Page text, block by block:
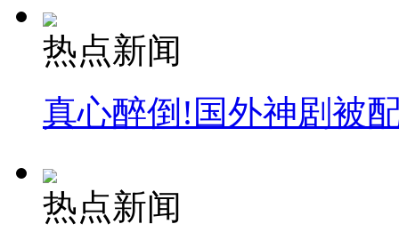
热点新闻
真心醉倒!国外神剧被
热点新闻